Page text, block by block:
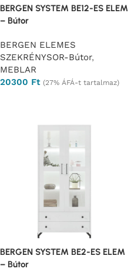
BERGEN SYSTEM BE12-ES ELEM
– Bútor
BERGEN ELEMES
SZEKRÉNYSOR-Bútor,
MEBLAR
20300 Ft (27% ÁFÁ-t tartalmaz)
BERGEN SYSTEM BE2-ES ELEM
– Bútor